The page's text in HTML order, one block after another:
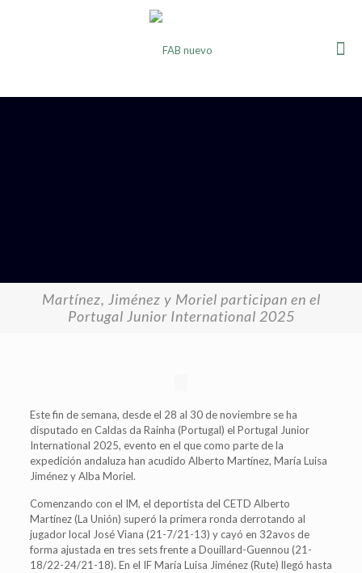
Martínez, Jiménez y Moriel participan en el
Portugal Junior International 2025
Este fin de semana, desde el 28 al 30 de noviembre se ha
disputado en Caldas da Rainha (Portugal) el Portugal Junior
International 2025, evento en el que como parte de la
expedición andaluza han acudido Alberto Martínez, María Luisa
Jiménez y Alba Moriel.
Comenzando con el IM, el deportista del CETD Alberto
Martínez (La Unión) superó la primera ronda derrotando al
jugador local José Viana (21-7/21-13) y cayó en 32avos de
forma ajustada en tres sets frente a Douillard-Guennou (21-
18/22-24/21-18). En el IF María Luisa Jiménez (Rute) llegó hasta